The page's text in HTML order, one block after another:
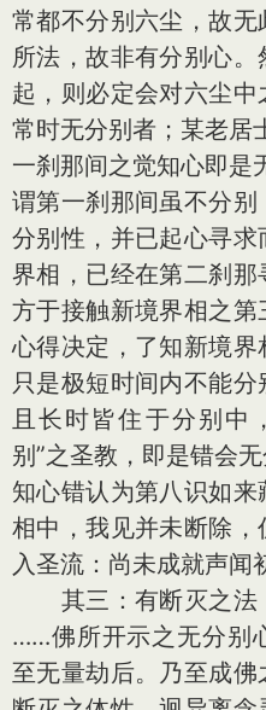
常都不分别六尘，故
所法，故非有分别心
起，则必定会对六尘
常时无分别者；某老居
一刹那间之觉知心即是
谓第一刹那间虽不分
分别性，并已起心寻
界相，已经在第二刹那
方于接触新境界相之
心得决定，了知新境
只是极短时间内不能
且长时皆住于分别中
别”之圣教，即是错会
知心错认为第八识如
相中，我见并未断除
入圣流：尚未成就声闻
其三：有断灭之法
……佛所开示之无分别
至无量劫后。乃至成